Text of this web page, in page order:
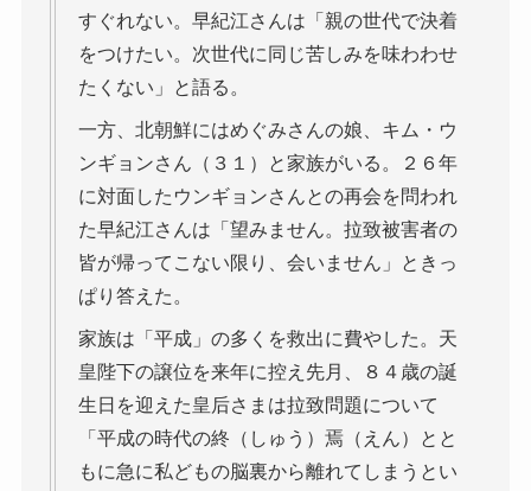
すぐれない。早紀江さんは「親の世代で決着
をつけたい。次世代に同じ苦しみを味わわせ
たくない」と語る。
一方、北朝鮮にはめぐみさんの娘、キム・ウ
ンギョンさん（３１）と家族がいる。２６年
に対面したウンギョンさんとの再会を問われ
た早紀江さんは「望みません。拉致被害者の
皆が帰ってこない限り、会いません」ときっ
ぱり答えた。
家族は「平成」の多くを救出に費やした。天
皇陛下の譲位を来年に控え先月、８４歳の誕
生日を迎えた皇后さまは拉致問題について
「平成の時代の終（しゅう）焉（えん）とと
もに急に私どもの脳裏から離れてしまうとい